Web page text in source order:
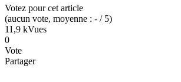
Votez pour cet article
(aucun vote, moyenne : - / 5)
11,9 kVues
0
Vote
Partager